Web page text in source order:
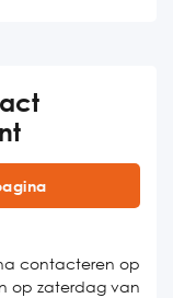
contacteren op
op zaterdag van